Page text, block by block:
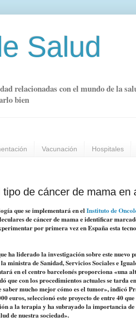
Salud
relacionadas con el mundo de la
bien
Vacunación Hospitales
de cáncer de mama en
que se implementará en elInstituto de
de cáncer de mama e identificar
por primera vez en España esta
ha liderado la investigación sobre este nuevo
ministra de Sanidad, Servicios Sociales e
en el centro barcelonés proporciona «una
que con los procedimientos actuales se tarda
mucho mejor cómo es el tumor», indicó
euros, seleccionó este proyecto de entre 40
a la terapia y ha subrayado la importancia
de nuestra sociedad».